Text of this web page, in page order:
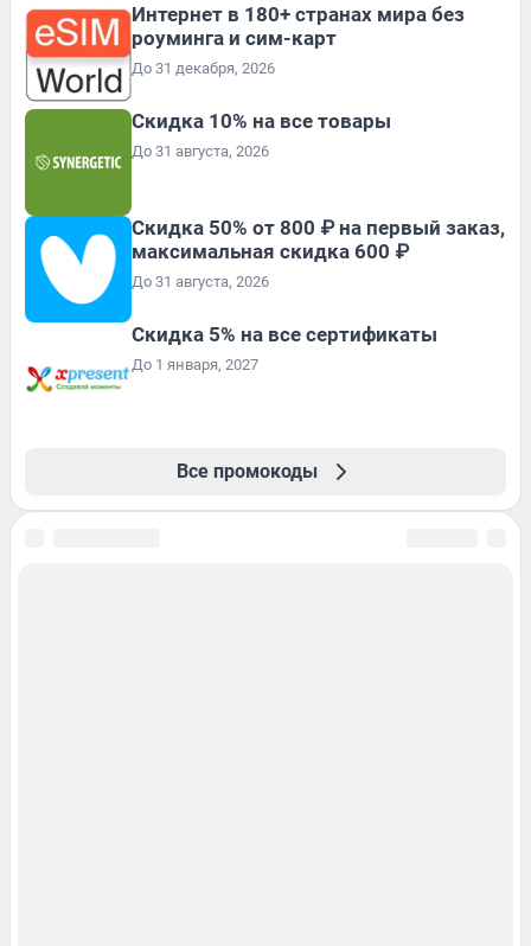
Интернет в 180+ странах мира без
роуминга и сим-карт
До 31 декабря, 2026
Скидка 10% на все товары
До 31 августа, 2026
Скидка 50% от 800 ₽ на первый заказ,
максимальная скидка 600 ₽
До 31 августа, 2026
Скидка 5% на все сертификаты
До 1 января, 2027
Все промокоды